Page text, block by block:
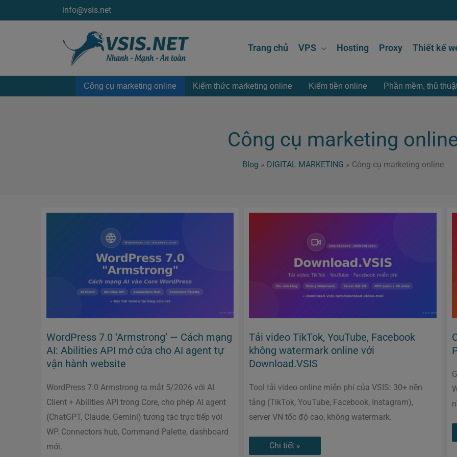
tới
info@vsis.net
Trang chủ VPS Hosting Proxy Thiết kế
Công cụ marketing online Kiếm thức marketing online Kiếm tiền online Phần mềm, thủ
Công cụ marketing
Blog » DIGITAL MARKETING » Công cụ marketing online
WordPress 7.0 ‘Armstrong’ — Cách mạng
AI: Abilities API mở cửa cho AI agent tự
vận hành website
WordPress 7.0 Armstrong ra mắt 5/2026 với AI
Client + Abilities API trong Core, cho phép AI agent
(ChatGPT, Claude, Gemini) tương tác trực tiếp với
WP. Connectors hub, Command Palette, dashboard
mới.
WordPress
‘Armstrong’
mở
cửa
vận
hành
website
Tải video TikTok, YouTube, Facebook
không watermark online với
Download.VSIS
Tool tải video online miễn phí của VSIS: 30+ nền
tảng (TikTok, YouTube, Facebook, Instagram),
server VN tốc độ cao, không watermark.
Tải
watermark
online
Download.VSIS
Chi tiết »